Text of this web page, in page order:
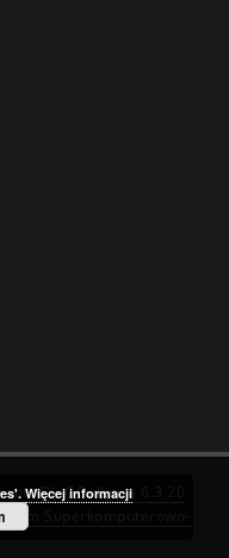
DInGO dLibra 6.3.20
Superkomputerowo-
Więcej informacji